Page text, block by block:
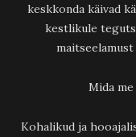
keskkonda käivad
kestlikule
Mida
Kohalikud ja